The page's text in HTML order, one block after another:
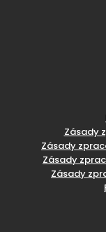
Zásady
Zásady
Zásady
Zásady